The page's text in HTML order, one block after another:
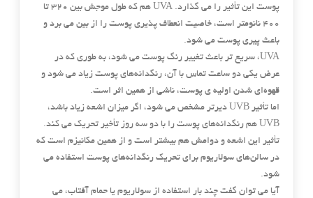
پوست این تأثیر را می‌ گذارد. UVA هم که طول موجش بین ۳۲۰ تا
۴۰۰ نانومتر است، خاصیت انعطاف ‌پذیری پوست را از بین می‌ برد و
باعث پیری پوست می ‌شود.
UVA، سریع ‌تر باعث تغییر رنگ پوست می ‌شود، به طوری که در
عرض یکی دو ساعت تماس با آن، رنگدانه‌های پوست زیاد می شود و
قهوه‌ای شدن اولیه ی پوست، ناشی از همین اثر است.
اما تأثیر UVB دیرتر مشخص می‌ شود، اگر میزان اشعه زیاد باشد،
UVB هم رنگدانه‌های پوست را با دو سه روز تأخیر تحریک می ‌کند.
تأثیر این اشعه و دوامش هم بیشتر است و از همین مکانیزم است که
در سالن‌های سولاریوم برای تحریک رنگدانه‌های پوست استفاده می
‌شود.
آیا می ‌توان گفت چند بار استفاده از سولاریوم یا حمام آفتاب، می